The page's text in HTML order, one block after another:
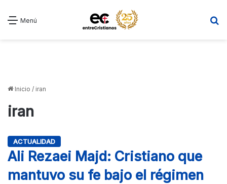
Menú
Inicio / iran
iran
ACTUALIDAD
Ali Rezaei Majd: Cristiano que
mantuvo su fe bajo el régimen